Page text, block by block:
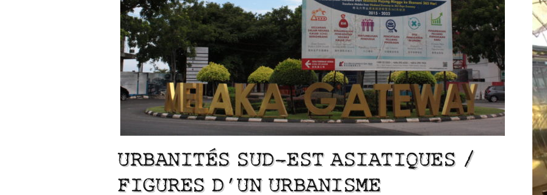
URBANITÉS SUD-EST ASIATIQUES /
FIGURES D’UN URBANISME